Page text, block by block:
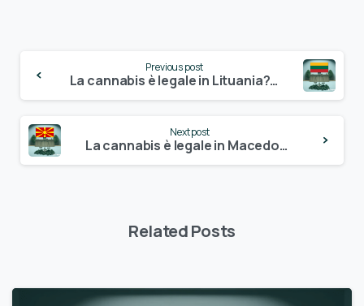
Reading
Previous post
La cannabis è legale in Lituania? – Update 2024
Next post
La cannabis è legale in Macedonia del Nord? – Update 2024
Related Posts